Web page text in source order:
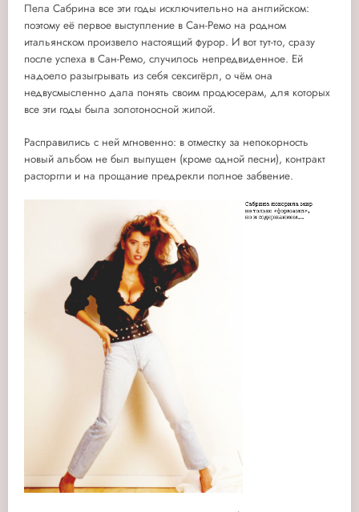
Пела Сабрина все эти годы исключительно на английском:
поэтому её первое выступление в Сан-Ремо на родном
итальянском произвело настоящий фурор. И вот тут-то, сразу
после успеха в Сан-Ремо, случилось непредвиденное. Ей
надоело разыгрывать из себя сексигёрл, о чём она
недвусмысленно дала понять своим продюсерам, для которых
все эти годы была золотоносной жилой.
Расправились с ней мгновенно: в отместку за непокорность
новый альбом не был выпущен (кроме одной песни), контракт
расторгли и на прощание предрекли полное забвение.